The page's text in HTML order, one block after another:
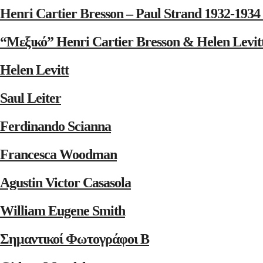
Henri Cartier Bresson – Paul Strand 1932-
“Μεξικό” Henri Cartier Bresson & Helen
Helen Levitt
Saul Leiter
Ferdinando Scianna
Francesca Woodman
Agustin Victor Casasola
William Eugene Smith
Σημαντικοί Φωτογράφοι Β